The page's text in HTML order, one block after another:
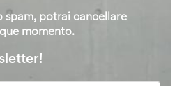
spam, potrai cancellare
momento.